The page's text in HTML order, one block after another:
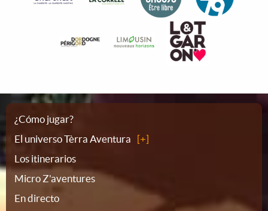
Plano
del
sitio
¿Cómo jugar?
El universo Tèrra Aventura
Los itinerarios
Micro Z'aventures
En directo